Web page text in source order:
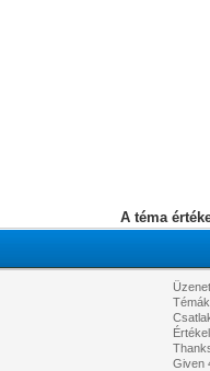
A téma
Given